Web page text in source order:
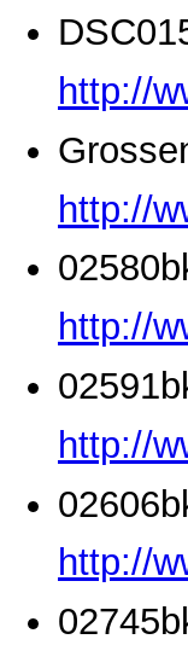
http://
http://
http://
http://
http://